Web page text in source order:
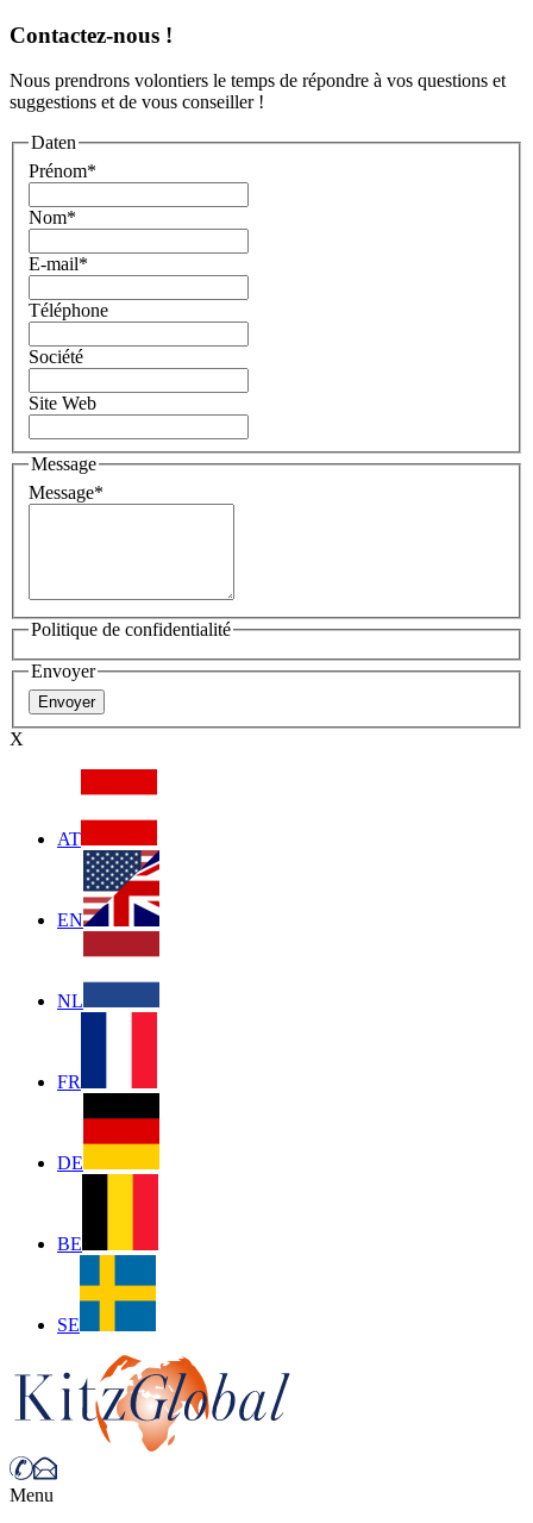
Contactez-nous !
Nous prendrons volontiers le temps de répondre à vos questions et
suggestions et de vous conseiller !
Daten
Prénom*
Nom*
E-mail*
Téléphone
Société
Site Web
Message
Message*
Politique de confidentialité
Envoyer
X
AT
EN
NL
FR
DE
BE
SE
Menu